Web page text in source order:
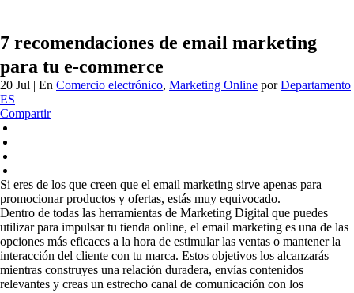
7 recomendaciones de email marketing
para tu e-commerce
20 Jul | En Comercio electrónico, Marketing Online porDepartamento
ES
Compartir
Si eres de los que creen que el email marketing sirve apenas para
promocionar productos y ofertas, estás muy equivocado.
Dentro de todas las herramientas de Marketing Digital que puedes
utilizar para impulsar tu tienda online, el email marketing es una de las
opciones más eficaces a la hora de estimular las ventas o mantener la
interacción del cliente con tu marca. Estos objetivos los alcanzarás
mientras construyes una relación duradera, envías contenidos
relevantes y creas un estrecho canal de comunicación con los